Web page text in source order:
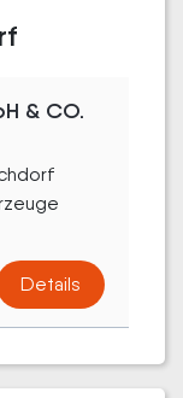
& CO.
Details